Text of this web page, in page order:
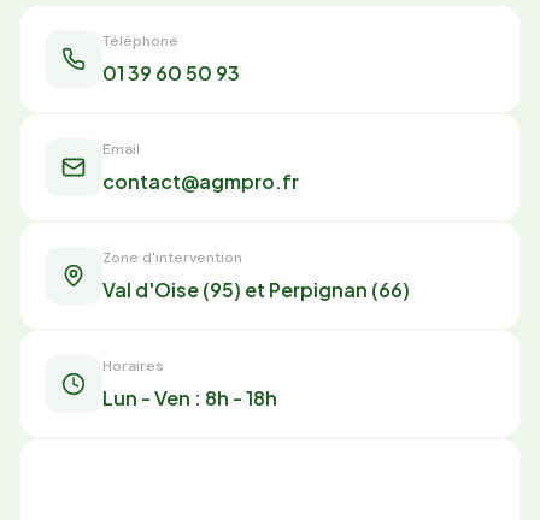
Téléphone
01 39 60 50 93
Email
contact@agmpro.fr
Zone d'intervention
Val d'Oise (95) et Perpignan (66)
Horaires
Lun - Ven : 8h - 18h